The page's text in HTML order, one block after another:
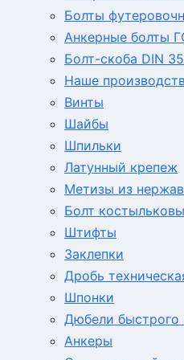
Болты
Анкерные болты
Болт-скоба DIN
Наше
Винты
Шайбы
Шпильки
Латунный крепеж
Метизы из
Болт
Штифты
Заклепки
Дробь
Шпонки
Дюбели быстрого
Анкеры